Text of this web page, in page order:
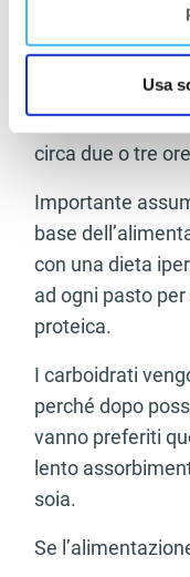
Usa
Si prevedono 6
l’assunzione di
metabolismo:
merenda, cena e
circa due o tre
Importante
base
con una dieta
ad ogni pasto
proteica.
I carboidrati
perché dopo
vanno preferiti
lento
soia.
Se